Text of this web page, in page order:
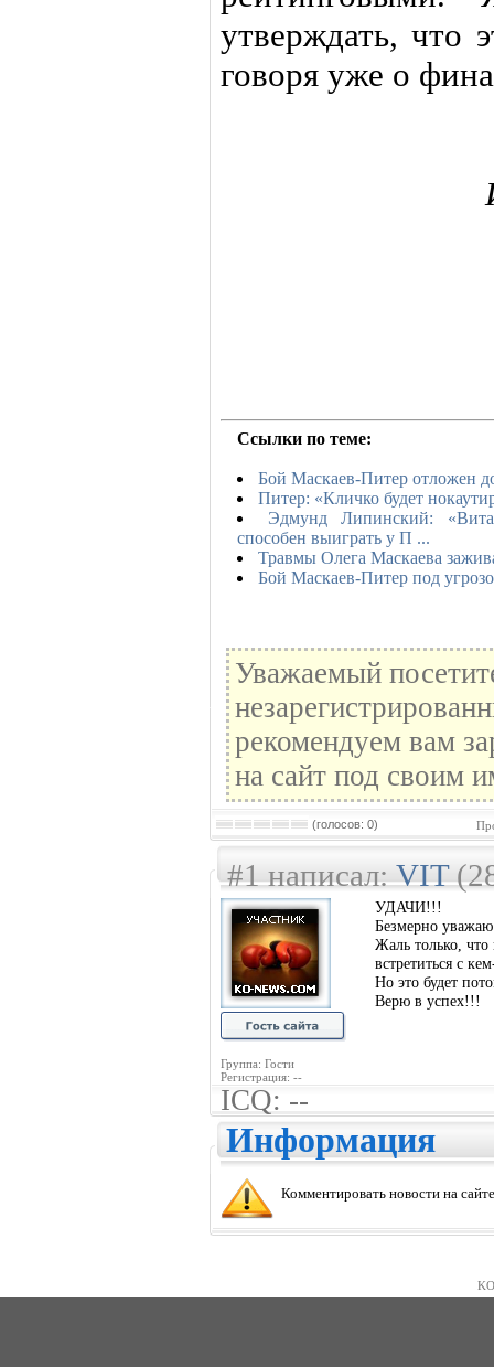
утверждать, что
говоря уже о
Ссылки по теме:
Бой Маскаев-Питер отложен
Питер: «Кличко будет
Эдмунд Липинский:
способен выиграть у П ...
Травмы Олега Маскаева
Бой Маскаев-Питер под
Уважаемый
рекомендуем вам
на сайт под своим
(голосов: 0)
#1 написал:VIT
Группа: Гости
Регистрация: --
УДАЧИ!!!
Безмерно
Жаль только, что
встретиться с
Но это будет
Верю в успех!!!
ICQ: --
Информация
Комментировать новости на